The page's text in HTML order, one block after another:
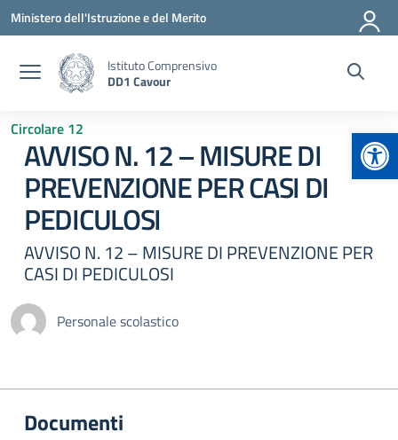
Vai ai contenuti
Vai al menu di navigazione
Vai al footer
Ministero dell'Istruzione e del Merito
Istituto Comprensivo
DD1 Cavour
Circolare 12
AVVISO N. 12 – MISURE DI
PREVENZIONE PER CASI DI
PEDICULOSI
AVVISO N. 12 – MISURE DI PREVENZIONE PER
CASI DI PEDICULOSI
Personale scolastico
Documenti